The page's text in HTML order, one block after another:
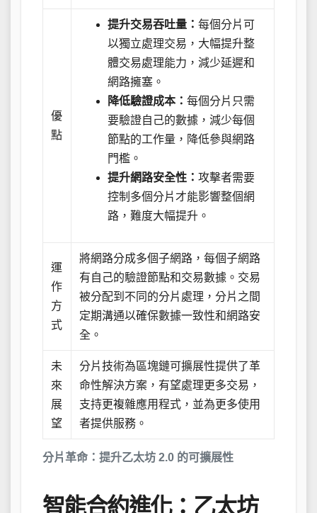
分片革命：提升乙太坊 2.0 的可擴展性
優
點
提升交易吞吐量：每個分片可
以獨立處理交易，大幅提升整
體交易處理能力，減少延遲和
網路擁塞。
降低驗證成本：每個分片只需
要驗證自己的數據，減少每個
節點的工作量，降低參與網路
門檻。
提升網路安全性：攻擊者需要
控制多個分片才能影響整個網
路，難度大幅提升。
運
作
方
式
將網路分成多個子網路，每個子網路
有自己的驗證節點和交易數據。交易
被分配到不同的分片處理，分片之間
定期溝通以確保數據一致性和網路安
全。
未
來
展
望
分片技術為區塊鏈可擴展性提供了革
命性解決方案，有望處理更多交易，
支持更複雜應用程式，並為更多使用
者提供服務。
智能合約進化：乙太坊